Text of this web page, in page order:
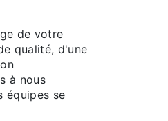
de votre
qualité, d'une
à nous
équipes se